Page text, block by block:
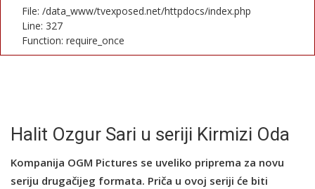
File: /data_www/tvexposed.net/httpdocs/index.php
Line: 327
Function: require_once
Register
Halit Ozgur Sari u seriji Kirmizi Oda
Kompanija OGM Pictures se uveliko priprema za novu
seriju drugačijeg formata. Priča u ovoj seriji će biti